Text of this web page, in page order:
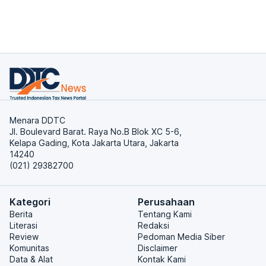
Menara DDTC
Jl. Boulevard Barat. Raya No.B Blok XC 5-6,
Kelapa Gading, Kota Jakarta Utara, Jakarta
14240
(021) 29382700
Kategori
Berita
Literasi
Review
Komunitas
Data & Alat
Perusahaan
Tentang Kami
Redaksi
Pedoman Media Siber
Disclaimer
Kontak Kami